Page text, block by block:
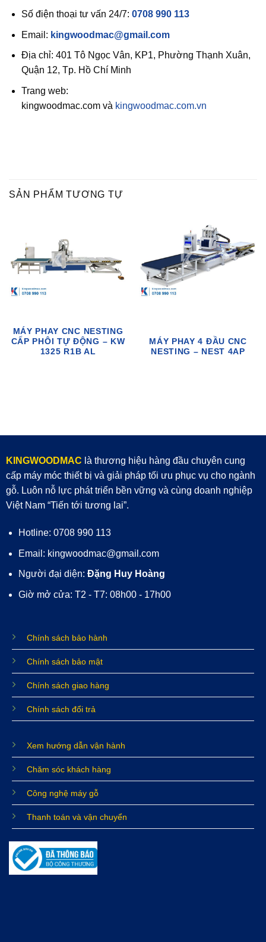
Số điện thoại tư vấn 24/7: 0708 990 113
Email: kingwoodmac@gmail.com
Địa chỉ: 401 Tô Ngọc Vân, KP1, Phường Thạnh Xuân,
Quận 12, Tp. Hồ Chí Minh
Trang web:
kingwoodmac.com và kingwoodmac.com.vn
SẢN PHẨM TƯƠNG TỰ
MÁY PHAY CNC NESTING
CẤP PHÔI TỰ ĐỘNG – KW
1325 R1B AL
MÁY PHAY 4 ĐẦU CNC
NESTING – NEST 4AP
KINGWOODMAC là thương hiệu hàng đầu chuyên cung
cấp máy móc thiết bị và giải pháp tối ưu phục vụ cho ngành
gỗ. Luôn nỗ lực phát triển bền vững và cùng doanh nghiệp
Việt Nam “Tiến tới tương lai”.
Hotline: 0708 990 113
Email: kingwoodmac@gmail.com
Người đại diện: Đặng Huy Hoàng
Giờ mở cửa: T2 - T7: 08h00 - 17h00
Chính sách bảo hành
Chính sách bảo mật
Chính sách giao hàng
Chính sách đổi trả
Xem hướng dẫn vận hành
Chăm sóc khách hàng
Công nghệ máy gỗ
Thanh toán và vận chuyển